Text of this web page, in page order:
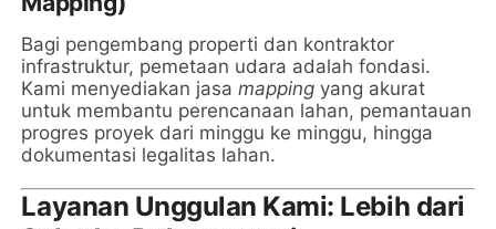
Bagi pengembang properti dan kontraktor
infrastruktur, pemetaan udara adalah fondasi.
Kami menyediakan jasamapping yang akurat
untuk membantu perencanaan lahan, pemantauan
progres proyek dari minggu ke minggu, hingga
dokumentasi legalitas lahan.
Layanan Unggulan Kami: Lebih dari